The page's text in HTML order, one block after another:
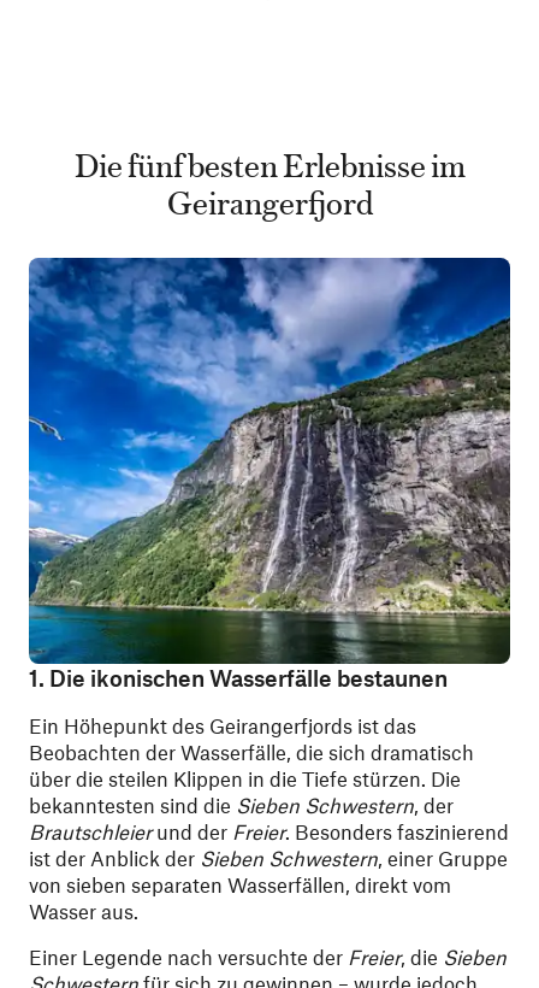
Die fünf besten Erlebnisse im
Geirangerfjord
1. Die ikonischen Wasserfälle bestaunen
Ein Höhepunkt des Geirangerfjords ist das
Beobachten der Wasserfälle, die sich dramatisch
über die steilen Klippen in die Tiefe stürzen. Die
bekanntesten sind die Sieben Schwestern , der
Brautschleierund der Freier. Besonders faszinierend
ist der Anblick der Sieben Schwestern , einer Gruppe
von sieben separaten Wasserfällen, direkt vom
Wasser aus.
Einer Legende nach versuchte der Freier, die Sieben
Schwestern für sich zu gewinnen – wurde jedoch